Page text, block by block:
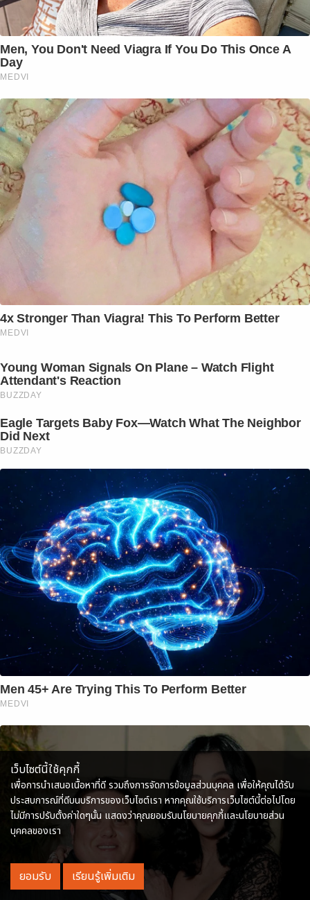
Men, You Don't Need Viagra If You Do This Once A
Day
MEDVI
4x Stronger Than Viagra! This To Perform Better
MEDVI
Young Woman Signals On Plane – Watch Flight
Attendant's Reaction
BUZZDAY
Eagle Targets Baby Fox—Watch What The Neighbor
Did Next
BUZZDAY
Men 45+ Are Trying This To Perform Better
MEDVI
เว็บไซต์นี้ใช้คุกกี้
เพื่อการนำเสนอเนื้อหาที่ดี รวมถึงการจัดการข้อมูลส่วนบุคคล เพื่อให้คุณได้รับ
ประสบการณ์ที่ดีบนบริการของเว็บไซต์เรา หากคุณใช้บริการเว็บไซต์นี้ต่อไปโดย
ไม่มีการปรับตั้งค่าใดๆนั้น แสดงว่าคุณยอมรับนโยบายคุกกี้และนโยบายส่วน
บุคคลของเรา
ยอมรับ เรียนรู้เพิ่มเติม